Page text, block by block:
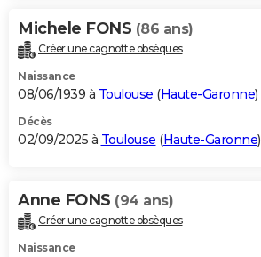
Michele FONS (86 ans)
Créer une cagnotte obsèques
Naissance
08/06/1939 à Toulouse (Haute-Garonne)
Décès
02/09/2025 à Toulouse (Haute-Garonne)
Anne FONS (94 ans)
Créer une cagnotte obsèques
Naissance